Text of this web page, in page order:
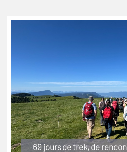
69 jours de trek, de